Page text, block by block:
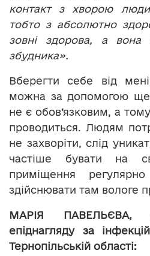
контакт з хворою
тобто з абсолютно
зовні здорова, а
збудника».
Вберегти себе від
можна за допомогою
не є обов’язковим, а
проводиться. Людям
не захворіти, слід
частіше бувати на
приміщення
здійснювати там вологе
МАРІЯ ПАВЕЛЬЄВА,
епіднагляду за
Тернопільській області: